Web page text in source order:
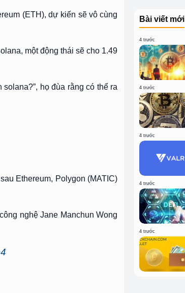
(ETH), dự kiến sẽ vô cùng
một động thái sẽ cho 1.49
họ đùa rằng có thể ra
Ethereum, Polygon (MATIC)
nghệ Jane Manchun Wong
Bài viết mới
4 trước
4 trước
4 trước
4 trước
4 trước